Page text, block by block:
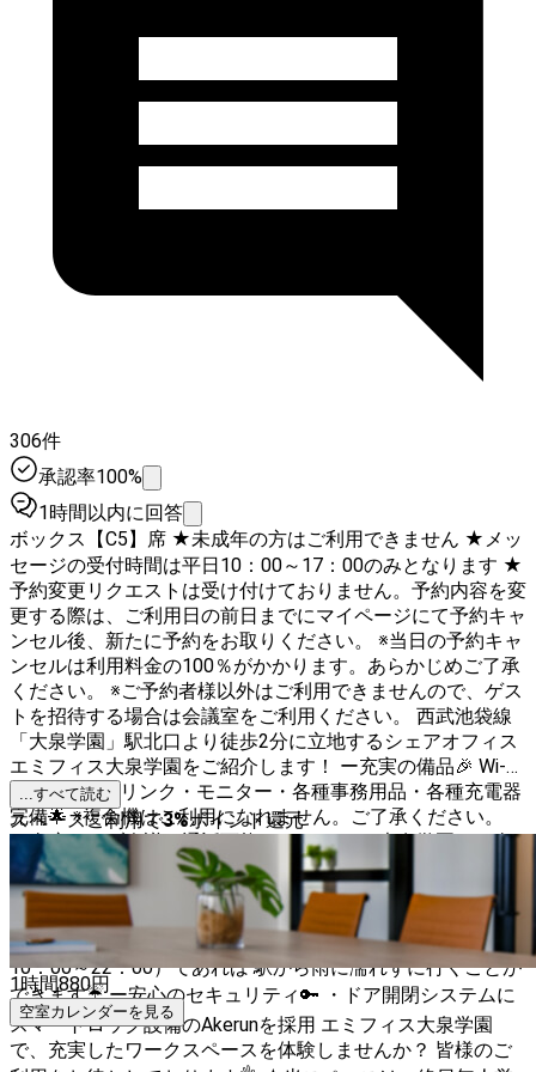
306件
承認率100%
1時間以内に回答
ボックス【C5】席 ★未成年の方はご利用できません ★メッ
セージの受付時間は平日10：00～17：00のみとなります ★
予約変更リクエストは受け付けておりません。予約内容を変
更する際は、ご利用日の前日までにマイページにて予約キャ
ンセル後、新たに予約をお取りください。 ※当日の予約キャ
ンセルは利用料金の100％がかかります。あらかじめご了承
ください。 ※ご予約者様以外はご利用できませんので、ゲス
トを招待する場合は会議室をご利用ください。 西武池袋線
「大泉学園」駅北口より徒歩2分に立地するシェアオフィス
エミフィス大泉学園をご紹介します！ ー充実の備品🎉 Wi-
Fi・フリードリンク・モニター・各種事務用品・各種充電器
完備🌟 ※複合機はご利用になれません。ご了承ください。
ー全席ウェブ会議＆通話可能🎵 エミフィス大泉学園は、全
席ウェブ会議と通話が可能になっております！ ※ご利用の際
は、周りの方に声量などの配慮をお願いいたします。 ー駅
チカの環境✨ 西武池袋線「大泉学園」駅北口から徒歩2分の
立地！ グランエミオ大泉学園の営業時間内（通常営業時間
10：00～22：00）であれば 駅から雨に濡れずに行くことが
できます☔ ー安心のセキュリティ🔑 ・ドア開閉システムに
スマートロック設備のAkerunを採用 エミフィス大泉学園
で、充実したワークスペースを体験しませんか？ 皆様のご
...すべて読む
スペースご利用で3%ポイント還元
1時間880円
空室カレンダーを見る